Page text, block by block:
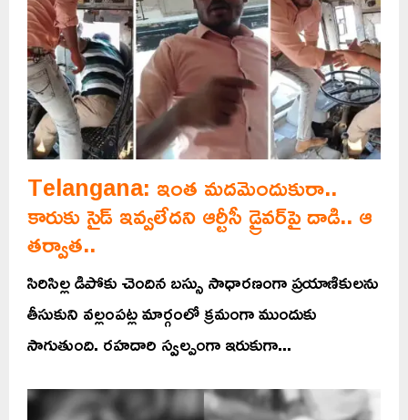
Telangana: ఇంత మదమెందుకురా..
కారుకు సైడ్ ఇవ్వలేదని ఆర్టీసీ డ్రైవర్‌పై దాడి.. ఆ
తర్వాత..
సిరిసిల్ల డిపోకు చెందిన బస్సు సాధారణంగా ప్రయాణికులను
తీసుకుని వల్లంపట్ల మార్గంలో క్రమంగా ముందుకు
సాగుతుంది. రహదారి స్వల్పంగా ఇరుకుగా...